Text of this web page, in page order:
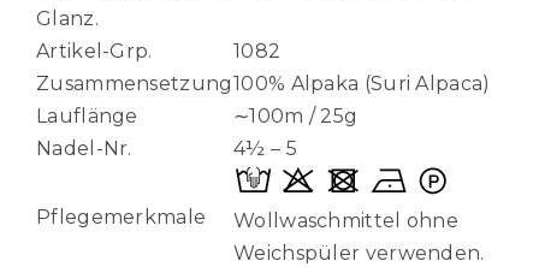
Glanz.
Artikel-Grp.
1082
Zusammensetzung100% Alpaka (Suri Alpaca)
Lauflänge
∼100m / 25g
Nadel-Nr.
4½ – 5
Pflegemerkmale
Wollwaschmittel ohne
Weichspüler verwenden.